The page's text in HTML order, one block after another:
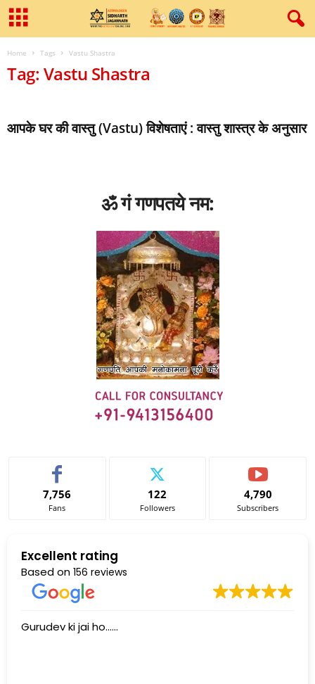
Home Tags Vastu Shastra
Tag: Vastu Shastra
आपके घर की वास्‍तु (Vastu) विशेषताएं : वास्तु शास्त्र के अनुसार
ॐ गं गणपतये नम:
7,756
Fans
122
Followers
4,790
Subscribers
Excellent rating
Based on 156 reviews
Gurudev ki jai ho......